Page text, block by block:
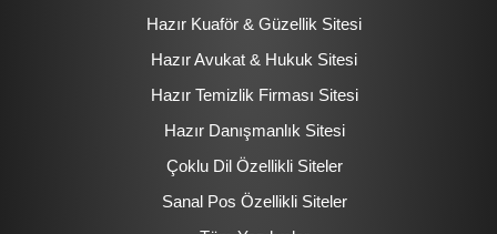
Hazır Kuaför & Güzellik Sitesi
Hazır Avukat & Hukuk Sitesi
Hazır Temizlik Firması Sitesi
Hazır Danışmanlık Sitesi
Çoklu Dil Özellikli Siteler
Sanal Pos Özellikli Siteler